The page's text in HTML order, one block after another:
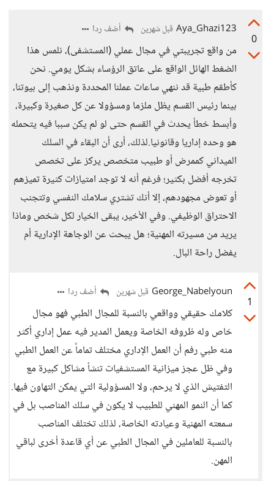
0
Aya_Ghazi123 قبل شهرين أضف ردا
من واقع تجريبتي في مجال عملي (المستشفى)، نلمس هذا
الضغط الهائل الواقع على عاتق الرؤساء بشكل يومي. نحن
كأطقم طبية قد ننهي ساعات عملنا المحددة ونذهب إلى بيوتنا،
بينما رئيس القسم يظل ملزما ومسؤولا عن كل صغيرة وكبيرة،
وأبسط خطأ يحدث في القسم حتى لو لم يكن سببا فيه يتحمله
هو وحده إداريا وقانونيا.لذلك، أرى أن البقاء في السلك
الميداني كممرض أو طبيب متخصص يركز على تخصص
تخرجه أفضل بكثير؛ فرغم أنه لا توجد امتيازات كثيرة تميزهم
أو تعوض مجهودهم، إلا أنك تشتري سلامك النفسي وتتجنب
الاحتراق الوظيفي. وفي الأخير، يبقى الخيار لكل شخص وماذا
يريد من مسيرته المهنية؛ هل يبحث عن الوجاهة الإدارية أم
يفضل راحة البال.
1
George_Nabelyoun قبل شهرين أضف ردا
كلامك حقيقي وواقعي بالنسبة للمجال الطبي فهو مجال
خاص وله ظروفه الخاصة ويعمل المدير فيه عمل إداري أكثر
منه طبي رفم أن العمل الإداري مختلف تماماً عن العمل الطبي
وفي ظل عجز ميزانية المستشفيات تنشأ مشاكل كبيرة مع
التفتيش الذي لا يرحم، ولا المسؤولية التي يمكن التهاون فيها.
كما أن النمو المهني للطبيب لا يكون في سلك المناصب بل في
سمعته المهنية وعيادته الخاصة، لذلك تختلف المناصب
بالنسبة للعاملين في المجال الطبي عن أي قاعدة أخرى لباقي
المهن.